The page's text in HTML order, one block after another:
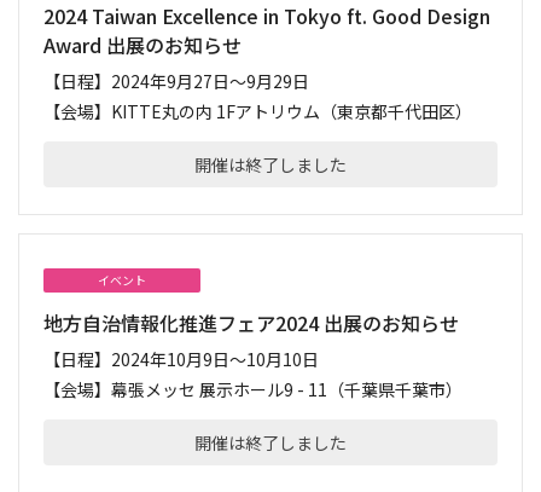
2024 Taiwan Excellence in Tokyo ft. Good Design
Award 出展のお知らせ
【日程】 2024年9月27日〜9月29日
【会場】 KITTE丸の内 1Fアトリウム（東京都千代田区）
開催は終了しました
イベント
地方自治情報化推進フェア2024 出展のお知らせ
【日程】 2024年10月9日～10月10日
【会場】 幕張メッセ 展示ホール9 - 11（千葉県千葉市）
開催は終了しました